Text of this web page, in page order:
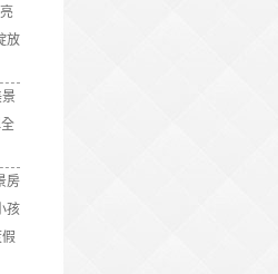
放
景
房
孩